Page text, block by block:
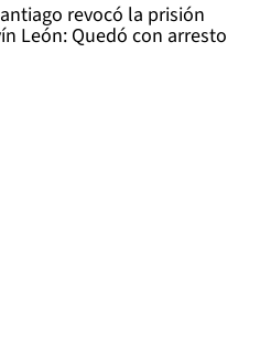
revocó la prisión
León: Quedó con arresto